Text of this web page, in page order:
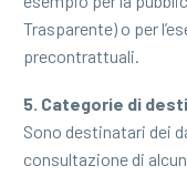
Trasparente) o per
precontrattuali.
5. Categorie di
Sono destinatari dei
consultazione di